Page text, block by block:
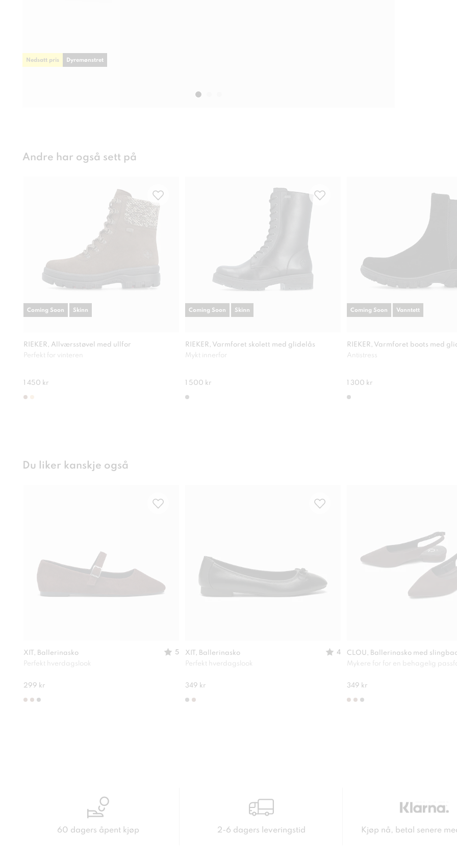
Nedsatt pris Dyremønstret
Andre har også sett på
RIEKER, Allværsstøvel med ullfor
Perfekt for vinteren
1 450 kr
Coming Soon Skinn
RIEKER, Varmforet skolett med glidelås
Mykt innerfor
1 500 kr
Coming Soon Skinn
RIEKER, Varmforet boots med
Antistress
1 300 kr
Coming Soon Vanntett
Du liker kanskje også
XIT, Ballerinasko
5
Perfekt hverdagslook
299 kr
XIT, Ballerinasko
4
Perfekt hverdagslook
349 kr
CLOU, Ballerinasko med
Mykere for for en behagelig
349 kr
60 dagers åpent kjøp 2-6 dagers leveringstid Kjøp nå, betal senere